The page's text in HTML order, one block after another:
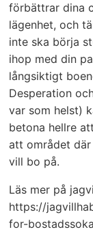
förbättrar dina
lägenhet, och
inte ska börja
ihop med din
långsiktigt
Desperation
var som helst)
betona hellre
att området
vill bo på.
Läs mer på
https://
for-